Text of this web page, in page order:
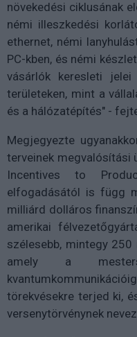
növekedési ciklusának
némi illeszkedési
ethernet, némi
PC-kben, és némi
vásárlók keresleti
területeken, mint a
és a hálózatépítés" -
Megjegyezte
terveinek megvalósítási
Incentives to
elfogadásától is függ
milliárd dolláros
amerikai
szélesebb, mintegy
amely a
törekvésekre terjed ki,
versenytörvénynek